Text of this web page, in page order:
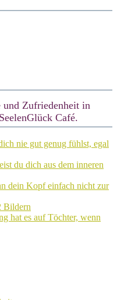
und Zufriedenheit in
Café.
nie gut genug fühlst, egal
du dich aus dem inneren
dein Kopf einfach nicht zur
Bildern
hat es auf Töchter, wenn